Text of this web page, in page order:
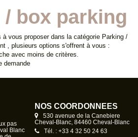
/ box parking
à vous proposer dans la catégorie Parking /
, plusieurs options s'offrent à vous :
avec moins de critères.
demande
pas
Blanc
NOS COORDONNÉES
530 avenue de la Canebiere
Cheval-Blanc, 84460 Cheval-Blanc
Tél. : +33 4 32 50 24 63